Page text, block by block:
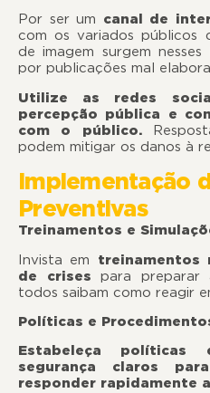
Por ser um canal de
com os variados públicos
de imagem surgem
por publicações mal
Utilize as redes
percepção pública e
com o público.
podem mitigar os danos à
Implementação
Preventivas
Treinamentos e
Invista em treinamentos
de crises para preparar
todos saibam como reagir
Políticas e
Estabeleça políticas
segurança claros
responder rapidamente